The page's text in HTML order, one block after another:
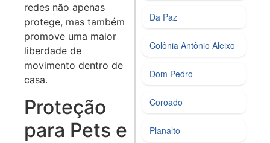
redes não apenas
protege, mas também
promove uma maior
liberdade de
movimento dentro de
casa.
Proteção
para Pets e
Da Paz
Colônia Antônio Aleixo
Dom Pedro
Coroado
Planalto